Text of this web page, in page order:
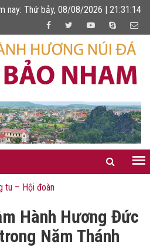
nay: Thứ bảy, 08/08/2026 | 21:31:16
tu – Hội đoàn
Hành Hương Đức
Năm Thánh